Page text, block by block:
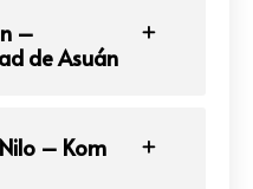
–
de Asuán
– Kom